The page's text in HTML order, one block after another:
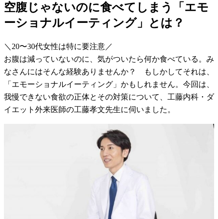
空腹じゃないのに食べてしまう「エモ
ーショナルイーティング」とは？
＼20〜30代女性は特に要注意／
お腹は減っていないのに、気がついたら何か食べている。み
なさんにはそんな経験ありませんか？ もしかしてそれは、
「エモーショナルイーティング」かもしれません。今回は、
我慢できない食欲の正体とその対策について、工藤内科・ダ
イエット外来医師の工藤孝文先生に伺いました。